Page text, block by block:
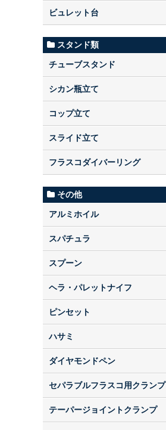
ビュレット台
スタンド類
チューブスタンド
シカン瓶立て
コップ立て
スライド立て
フラスコダイバーリング
その他
アルミホイル
スパチュラ
スプーン
ヘラ・パレットナイフ
ピンセット
ハサミ
ダイヤモンドペン
セパラブルフラスコ用クランプ
テーパージョイントクランプ